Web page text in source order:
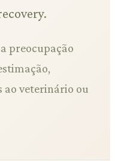
preocupação
ao veterinário ou